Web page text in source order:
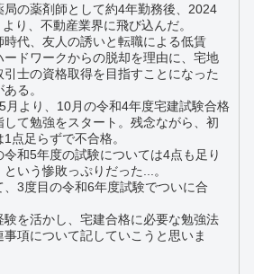
局の薬剤師として約4年勤務後、2024
り、不動産業界に飛び込んだ。
時代、友人の誘いと転職による低賃
ードワークからの脱却を理由に、宅地
引士の資格取得を目指すことになった
る。
月より、10月の令和4年度宅建試験合格
して勉強をスタート。残念ながら、初
点足らずで不合格。
令和5年度の試験については4点も足り
という惨敗っぷりだった...。
、3度目の令和6年度試験でついに合
験を活かし、宅建合格に必要な勉強法
事項について記していこうと思いま